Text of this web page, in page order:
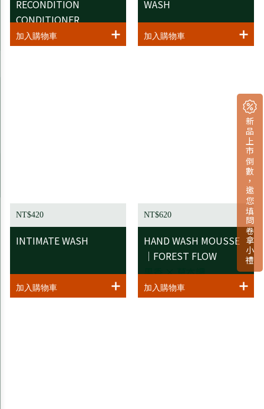
RECONDITION
CONDITIONER
WASH
NT$420
INTIMATE WASH
NT$620
HAND WASH MOUSSE
｜FOREST FLOW
果香 × 草本調
新品上市倒數，邀您填問卷拿小禮